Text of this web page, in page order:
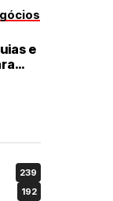
e
239
192